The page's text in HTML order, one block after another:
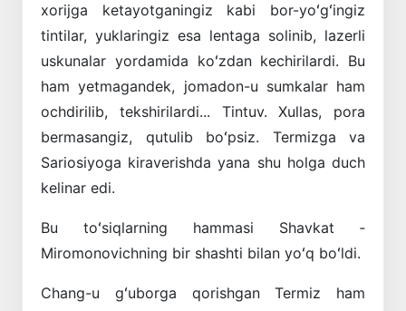
xorijga ketayotganingiz kabi bor-yoʻgʻingiz
tintilar, yuklaringiz esa lentaga solinib, lazerli
uskunalar yordamida koʻzdan kechirilardi. Bu
ham yetmagandek, jomadon-u sumkalar ham
ochdirilib, tekshirilardi... Tintuv. Xullas, pora
bermasangiz, qutulib boʻpsiz. Termizga va
Sariosiyoga kirave­rishda yana shu holga duch
kelinar edi.
Bu toʻsiqlarning hammasi Shavkat ­
Miromonovichning bir shashti bilan yoʻq boʻldi.
Chang-u gʻuborga qorishgan Termiz ham